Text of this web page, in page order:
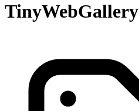
TinyWebGallery